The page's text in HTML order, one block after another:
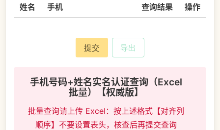
姓名 手机 查询结果 操作
提交 导出
手机号码+姓名实名认证查询（Excel
批量）【权威版】
批量查询请上传 Excel：按上述格式【对齐列
顺序】不要设置表头，核查后再提交查询